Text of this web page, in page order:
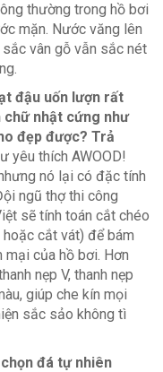
thường trong hồ bơi
mặn. Nước văng lên
vân gỗ vẫn sắc nét
đậu uốn lượn rất
chữ nhật cứng như
đẹp được? Trả
yêu thích AWOOD!
nó lại có đặc tính
ngũ thợ thi công
sẽ tính toán cắt chéo
cắt vát) để bám
của hồ bơi. Hơn
nẹp V, thanh nẹp
giúp che kín mọi
sắc sảo không tì
đá tự nhiên